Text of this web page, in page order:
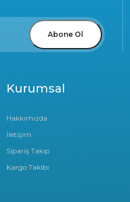
Abone Ol
Kurumsal
Hakkımızda
İletişim
Sipariş Takip
Kargo Takibi